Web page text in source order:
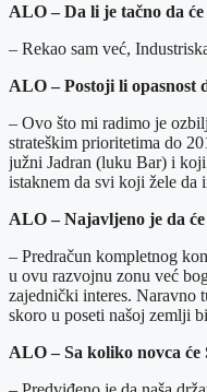
ALO – Da li je tačno da
– Rekao sam već,
ALO – Postoji li opasnost
– Ovo što mi radimo je
strateškim prioritetima do
južni Jadran (luku Bar) i
istaknem da svi koji žele da
ALO – Najavljeno je da
– Predračun kompletnog
u ovu razvojnu zonu već
zajednički interes. Naravno
skoro u poseti našoj zemlji
ALO – Sa koliko novca